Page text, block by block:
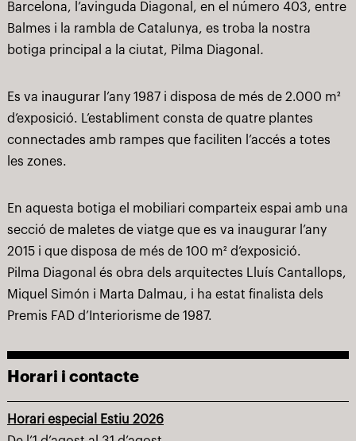
Barcelona, l’avinguda Diagonal, en el número 403, entre
Balmes i la rambla de Catalunya, es troba la nostra
botiga principal a la ciutat, Pilma Diagonal .
Es va inaugurar l’any 1987 i disposa de més de 2.000 m²
d’exposició. L’establiment consta de quatre plantes
connectades amb rampes que faciliten l’accés a totes
les zones.
En aquesta botiga el mobiliari comparteix espai amb una
secció de maletes de viatge que es va inaugurar l’any
2015 i que disposa de més de 100 m² d’exposició.
Pilma Diagonal és obra dels arquitectes Lluís Cantallops,
Miquel Simón i Marta Dalmau, i ha estat finalista dels
Premis FAD d’Interiorisme de 1987.
Horari i contacte
Horari especial Estiu 2026